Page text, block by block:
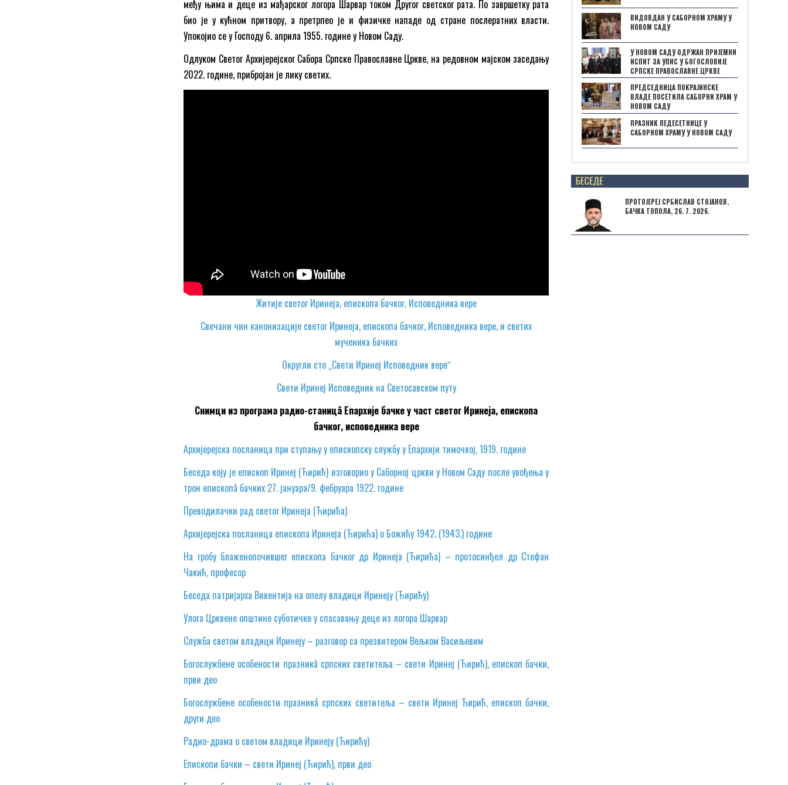
међу њима и деце из мађарског логора Шарвар током Другог светског рата. По завршетку рата
био је у кућном притвору, а претрпео је и физичке нападе од стране послератних власти.
Упокојио се у Господу 6. априла 1955. године у Новом Саду.
Oдлуком Светог Архијерејског Сабора Српске Православне Цркве, на редовном мајском заседању
2022. године, прибројан је лику светих.
Житије светог Иринеја, епископа бачког, Исповедника вере
Свечани чин канонизације светог Иринеја, епископа бачког, Исповедника вере, и светих
мученика бачких
Округли сто „Свети Иринеј Исповедник вереˮ
Свети Иринеј Исповедник на Светосавском путу
Снимци из програма радио-станицâ Епархије бачке у част светог Иринеја, епископа
бачког, исповедника вере
Архијерејска посланица при ступању у епископску службу у Епархији тимочкој, 1919. године
Беседа коју је епископ Иринеј (Ћирић) изговорио у Саборној цркви у Новом Саду после увођења у
трон епископâ бачких 27. јануара/9. фебруара 1922. године
Преводилачки рад светог Иринеја (Ћирића)
Архијерејска посланица епископа Иринеја (Ћирића) о Божићу 1942. (1943.) године
На гробу блаженопочившег епископа бачког др Иринеја (Ћирића) – протосинђел др Стефан
Чакић, професор
Беседа патријарха Викентија на опелу владици Иринеју (Ћирићу)
Улога Црквене општине суботичке у спасавању деце из логора Шарвар
Служба светом владици Иринеју – разговор са презвитером Вељком Васиљевим
Богослужбене особености празникâ српских светитеља – свети Иринеј (Ћирић), епископ бачки,
први део
Богослужбене особености празникâ српских светитеља – свети Иринеј Ћирић, епископ бачки,
други део
Радио-драма о светом владици Иринеју (Ћирићу)
Епископи бачки – свети Иринеј (Ћирић), први део
ВИДОВДАН У САБОРНОМ ХРАМУ У
НОВОМ САДУ
У НОВОМ САДУ ОДРЖАН ПРИЈЕМНИ
ИСПИТ ЗА УПИС У БОГОСЛОВИЈЕ
СРПСКЕ ПРАВОСЛАВНЕ ЦРКВЕ
ПРЕДСЕДНИЦА ПОКРАЈИНСКЕ
ВЛАДЕ ПОСЕТИЛА САБОРНИ ХРАМ У
НОВОМ САДУ
ПРАЗНИК ПЕДЕСЕТНИЦЕ У
САБОРНОМ ХРАМУ У НОВОМ САДУ
Posts not found
ПРОТОЈЕРЕЈ СРБИСЛАВ СТОЈАНОВ,
БАЧКА ТОПОЛА, 26. 7. 2026.